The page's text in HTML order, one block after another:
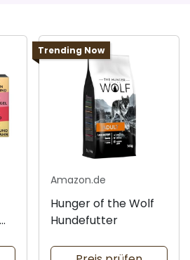
Trending Now
Amazon.de
Hunger of the Wolf
Hundefutter